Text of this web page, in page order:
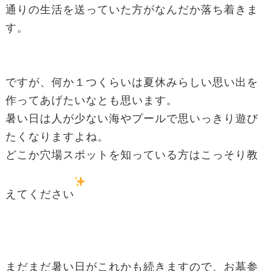
通りの生活を送っていた方がなんだか落ち着きま
す。
ですが、何か１つくらいは夏休みらしい思い出を
作ってあげたいなとも思います。
暑い日は人が少ない海やプールで思いっきり遊び
たくなりますよね。
どこか穴場スポットを知っている方はこっそり教
えてください
まだまだ暑い日がこれかも続きますので、お墓参